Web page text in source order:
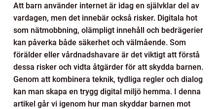
Att barn använder internet är idag en självklar del av
vardagen, men det innebär också risker. Digitala hot
som nätmobbning, olämpligt innehåll och bedrägerier
kan påverka både säkerhet och välmående. Som
förälder eller vårdnadshavare är det viktigt att förstå
dessa risker och vidta åtgärder för att skydda barnen.
Genom att kombinera teknik, tydliga regler och dialog
kan man skapa en trygg digital miljö hemma. I denna
artikel går vi igenom hur man skyddar barnen mot